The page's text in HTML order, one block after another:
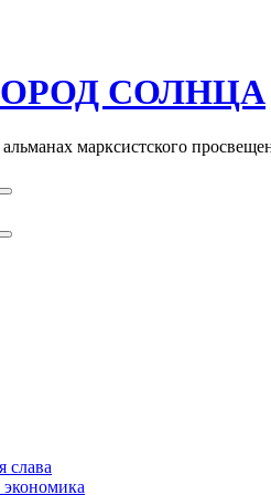
СОЛНЦА
марксистского
слава